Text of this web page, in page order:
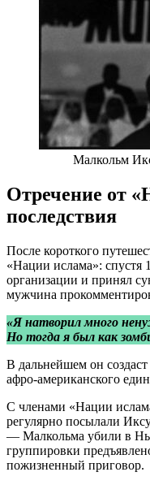
Малкольм
Отречение от
последствия
После короткого
«Нации ислама»: спустя
организации и принял
мужчина
«Я натворил много
Но тогда я был как
В дальнейшем он
афро-американского
С членами «Нации
регулярно посылали
— Малкольма убили в
группировки
пожизненный приговор.